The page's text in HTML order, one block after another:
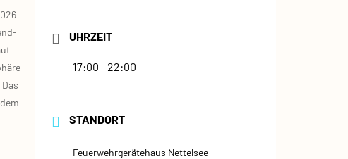
UHRZEIT
17:00 - 22:00
STANDORT
Feuerwehrgerätehaus Nettelsee